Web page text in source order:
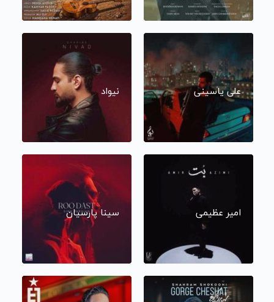
علی یاسینی نیواد
امیر عظیمی سینا پارسیان